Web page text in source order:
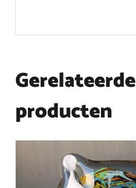
Gerelateerde
producten